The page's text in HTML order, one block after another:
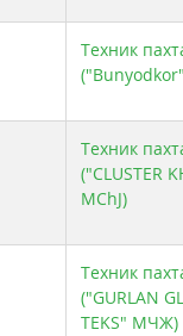
Техник
Техник
("CLUSTER
MChJ)
Техник
("GURLAN
TEKS" МЧЖ)